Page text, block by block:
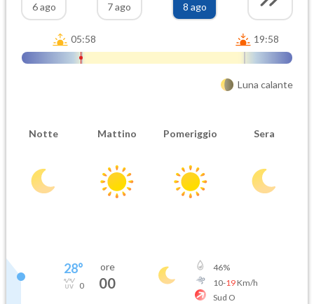
6 ago
7 ago
8 ago
05:58 19:58
Luna calante
Notte Mattino Pomeriggio Sera
28°
0
ore
00
46%
10-19Km/h
Sud O